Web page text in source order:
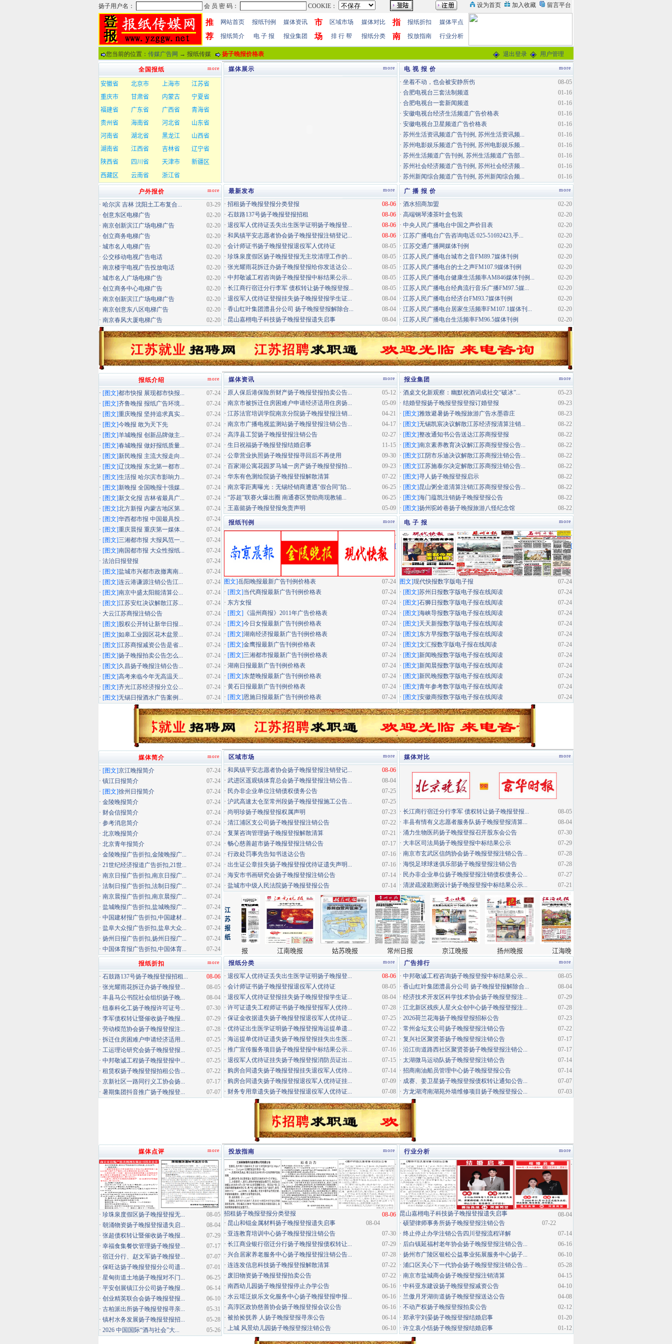
推
荐
网站首页 报纸刊例 媒体资讯
市
场
区域市场 媒体对比
指
南
报纸折扣
媒体平点
报纸简介
电 子 报 报业集团 排 行 帮 报纸分类 投放指南 行业分析
您当前的位置： 传媒广告网 → 报纸传媒 扬子晚报价格表 退出登录 用户管理
more
媒体展示 more
电 视 报 价
08-05
· 坐着不动，也会被安静所伤
01-16
· 合肥电视台三套法制频道
01-16
· 合肥电视台一套新闻频道
01-16
· 安徽电视台经济生活频道广告价格表
01-16
· 安徽电视台卫星频道广告价格表
01-16
· 苏州生活资讯频道广告刊例, 苏州生活资讯频...
01-16
· 苏州电影娱乐频道广告刊例, 苏州电影娱乐频...
01-16
· 苏州生活频道广告刊例, 苏州生活频道广告部...
01-16
· 苏州社会经济频道广告刊例, 苏州社会经济频...
01-16
· 苏州新闻综合频道广告刊例, 苏州新闻综合频...
more
最新发布 more
广 播 报 价
08-06
· 招租扬子晚报登报分类登报
08-06
· 石鼓路137号扬子晚报登报招租
08-06
· 退役军人优待证丢失出生医学证明扬子晚报登...
08-06
· 和凤镇平安志愿者协会扬子晚报登报注销登记...
08-05
· 会计师证书扬子晚报登报退役军人优待证
08-05
· 珍珠泉度假区扬子晚报登报无主坟清理工作的...
08-05
· 张光耀雨花拆迁办扬子晚报登报给你发送达公...
08-05
· 中邦敬诚工程咨询扬子晚报登报中标结果公示...
08-05
· 长江商行宿迁分行李军 债权转让扬子晚报登报...
08-04
· 退役军人优待证登报挂失扬子晚报登报学生证...
08-04
· 香山红叶集团澧县分公司 扬子晚报登报解除合...
08-04
· 昆山嘉栩电子科技扬子晚报登报遗失启事
02-20
· 酒水招商加盟
02-20
· 高端钢琴漆茶叶盒包装
02-20
· 中央人民广播电台中国之声价目表
02-20
· 江苏广播电台广告咨询电话:025-51692423,手...
02-20
· 江苏交通广播网媒体刊例
02-20
· 江苏人民广播电台城市之音FM89.7媒体刊例
02-20
· 江苏人民广播电台的士之声FM107.9媒体刊例
02-20
· 江苏人民广播电台健康生活频率AM846媒体刊例...
02-20
· 江苏人民广播电台经典流行音乐广播FM97.5媒...
02-20
· 江苏人民广播电台经济台FM93.7媒体刊例
02-20
· 江苏人民广播电台居家生活频率FM107.1媒体刊...
02-20
· 江苏人民广播电台生活频率FM96.5媒体刊例
more
全国报纸
more
户外报价
03-29
· 哈尔滨 吉林 沈阳土工布复合...
02-20
· 创意东区电梯广告
02-20
· 南京创新滨江广场电梯广告
02-20
· 创立商务电梯广告
02-20
· 城市名人电梯广告
02-20
· 公交移动电视广告电话
02-20
· 南京楼宇电视广告投放电话
02-20
· 城市名人广场电梯广告
02-20
· 创立商务中心电梯广告
02-20
· 南京创新滨江广场电梯广告
02-20
· 南京创意东八区电梯广告
02-20
· 南京春风大厦电梯广告
more
媒体资讯 more
报业集团
05-12
· 原人保后港保险所财产扬子晚报登报拍卖公告...
05-09
· 南京市被拆迁住房困难户申请经济适用住房扬...
04-21
· 江苏法官培训学院南京分院扬子晚报登报注销...
04-17
· 南京市广播电视监测站扬子晚报登报注销公告...
02-27
· 高淳县工贸扬子晚报登报注销公告
11-15
· 生日祝福扬子晚报登报结婚启事
09-30
· 公章营业执照扬子晚报登报寻回后不再使用
09-23
· 百家湖公寓花园罗马城一房产扬子晚报登报拍...
07-22
· 华东有色测绘院扬子晚报登报解散清算
06-25
· 南京零距离曝光：无锡经销商遭遇"假合同"陷...
06-25
· “苏超”联赛火爆出圈 南通赛区赞助商现教辅...
05-09
· 王嘉懿扬子晚报登报免责声明
05-23
· 酒桌文化新观察：幽默祝酒词成社交“破冰”...
09-23
· 结婚登报扬子晚报登报登报订婚登报
08-23
· [图文]雅致避暑扬子晚报旅游广告水墨蓉庄
08-22
· [图文]无锡凯宸决议解散江苏经济报清算注销...
08-22
· [图文]整改通知书公告送达江苏商报登报
08-22
· [图文]南京素养教育决议解江苏商报登报公告...
08-22
· [图文]江阴市乐迪决议解散江苏商报注销公告...
08-22
· [图文]江苏施泰尔决定解散江苏商报注销公告...
08-22
· [图文]寻人扬子晚报登报启示
08-22
· [图文]昆山粥全道清算注销江苏商报登报公告...
08-22
· [图文]海门蕴凯注销扬子晚报登报公告
08-22
· [图文]扬州驼岭巷扬子晚报旅游八怪纪念馆
more
报纸刊例 more
电 子 报
07-24
·
[
图文]岳阳晚报最新广告刊例价格表
07-24
· [图文]当代商报最新广告刊例价格表
07-24
· 东方女报
07-24
· [图文] 《温州商报》2011年广告价格表
07-24
· [图文]今日女报最新广告刊例价格表
07-24
· [图文]湖南经济报最新广告刊例价格表
07-24
· [图文]金鹰报最新广告刊例价格表
07-24
· [图文]三湘都市报最新广告刊例价格表
07-24
· 湖南日报最新广告刊例价格表
07-24
· [图文]东楚晚报最新广告刊例价格表
07-24
· 黄石日报最新广告刊例价格表
07-24
· [图文]恩施日报最新广告刊例价格表
07-24
·
[
图文]现代快报数字版电子报
07-24
· [图文]苏州日报数字版电子报在线阅读
07-24
· [图文]石狮日报数字版电子报在线阅读
07-24
· [图文]海峡导报数字版电子报在线阅读
07-24
· [图文]天天新报数字版电子报在线阅读
07-24
· [图文]东方早报数字版电子报在线阅读
07-24
· [图文]文汇报数字版电子报在线阅读
07-24
· [图文]新闻晚报数字版电子报在线阅读
07-24
· [图文]新闻晨报数字版电子报在线阅读
07-24
· [图文]新民晚报数字版电子报在线阅读
07-24
· [图文]青年参考数字版电子报在线阅读
07-24
· [图文]安徽商报数字版电子报在线阅读
more
报纸介绍
07-24
· [图文]都市快报 展现都市快报...
07-24
· [图文]齐鲁晚报 报纸广告环境...
07-24
· [图文]重庆晚报 坚持追求真实...
07-24
· [图文]今晚报 敢为天下先
07-24
· [图文]羊城晚报 创新品牌做主...
07-24
· [图文]春城晚报 做好报纸质量...
07-24
· [图文]新民晚报 主流大报走向...
07-24
· [图文]辽沈晚报 东北第一都市...
07-24
· [图文]生活报 哈尔滨市影响力...
07-24
· [图文]新晚报 全国晚报十强媒...
07-24
· [图文]新文化报 吉林省最具广...
07-24
· [图文]北方新报 内蒙古地区第...
07-24
· [图文]华西都市报 中国最具投...
07-24
· [图文]重庆晨报 重庆第一媒体...
07-24
· [图文]三湘都市报 大报风范一...
07-24
· [图文]南国都市报 大众性报纸...
07-24
· 法治日报登报
07-24
· [图文]盐城市兴都市政撤离南...
07-24
· [图文]连云港谦源注销公告江...
07-24
· [图文]南京中盛太阳能清算公...
07-24
· [图文]江苏安红决议解散江苏...
07-24
· 大云江苏商报注销公告
07-24
· [图文]股权公开转让新华日报...
07-24
· [图文]如皋工业园区花木盆景...
07-24
· [图文]江苏商报减资公告是省...
07-24
· [图文]扬子晚报拍卖公告怎么...
07-24
· [图文]久昌扬子晚报注销公告...
07-24
· [图文]高考来临今年无高温天...
07-24
· [图文]齐光江苏经济报分立公...
07-24
· [图文]无锡日报酒水广告案例...
more
区域市场 more
媒体对比
08-06
· 和凤镇平安志愿者协会扬子晚报登报注销登记...
08-04
· 武进区遥观镇体育总会扬子晚报登报注销公告...
07-25
· 民办非企业单位注销债权债务公告
07-25
· 沪武高速太仓至常州段扬子晚报登报施工公告...
07-23
· 尚明珍扬子晚报登报权属声明
07-22
· 清江浦区支公司扬子晚报登报注销公告
07-21
· 复莱咨询管理扬子晚报登报解散清算
07-17
· 畅心慈善超市扬子晚报登报注销公告
07-16
· 行政处罚事先告知书送达公告
07-16
· 出生证公章挂失扬子晚报登报优待证遗失声明...
07-14
· 海安市书画研究会扬子晚报登报注销公告
07-14
· 盐城市中级人民法院扬子晚报登报公告
08-05
· 长江商行宿迁分行李军 债权转让扬子晚报登报...
08-04
· 丰县有情有义志愿者服务队扬子晚报登报清算...
07-30
· 涌力生物医药扬子晚报登报召开股东会公告
07-29
· 大丰区司法局扬子晚报登报中标结果公示
07-28
· 南京市玄武区信鸽协会扬子晚报登报注销公告...
07-28
· 海悦足球球迷俱乐部扬子晚报登报注销公告
07-27
· 民办非企业单位扬子晚报登报注销债权债务公...
07-21
· 清淤疏浚勘测设计扬子晚报登报中标结果公示...
more
报纸分类 more
广告排行
08-06
· 退役军人优待证丢失出生医学证明扬子晚报登...
08-05
· 会计师证书扬子晚报登报退役军人优待证
08-04
· 退役军人优待证登报挂失扬子晚报登报学生证...
07-28
· 许可证遗失工程师证书扬子晚报登报军人优待...
07-25
· 保证金收据遗失扬子晚报登报退役军人优待证...
07-22
· 优待证出生医学证明扬子晚报登报海运提单遗...
07-21
· 海运提单优待证遗失扬子晚报登报挂失出生医...
07-16
· 推广宣传服务项目扬子晚报登报中标结果公示...
07-15
· 退役军人优待证挂失扬子晚报登报消防员证出...
07-14
· 购房合同遗失扬子晚报登报挂失退役军人优待...
07-09
· 购房合同遗失扬子晚报登报退役军人优待证挂...
07-08
· 财务专用章遗失扬子晚报登报退役军人优待证...
08-05
· 中邦敬诚工程咨询扬子晚报登报中标结果公示...
08-04
· 香山红叶集团澧县分公司 扬子晚报登报解除合...
07-29
· 经济技术开发区科学技术协会扬子晚报登报注...
07-28
· 江北新区残疾人星火众创中心扬子晚报登报注...
07-23
· 2026荷兰花海扬子晚报登报招标公告
07-22
· 常州金坛支公司扬子晚报登报注销公告
07-17
· 复兴社区聚贤荟扬子晚报登报注销公告
07-17
· 沿江街道路西社区聚贤荟扬子晚报登报注销公...
07-14
· 太湖微马运动队扬子晚报登报注销公告
07-14
· 招商南油船员管理中心扬子晚报登报公告
07-07
· 成赛、姜卫星扬子晚报登报债权转让通知公告...
07-03
· 方龙湖湾南湖苑外墙维修项目扬子晚报登报公...
more
媒体简介
07-24
· [图文]京江晚报简介
07-24
· 镇江日报简介
07-24
· [图文]徐州日报简介
07-24
· 金陵晚报简介
07-24
· 财会信报简介
07-24
· 参考消息简介
07-24
· 北京晚报简介
07-24
· 北京青年报简介
07-24
· 金陵晚报广告折扣,金陵晚报广...
07-24
· 21世纪经济报道广告折扣,21世...
07-24
· 南京日报广告折扣,南京日报广...
07-24
· 法制日报广告折扣,法制日报广...
07-24
· 南京晨报广告折扣,南京晨报广...
07-24
· 盐城晚报广告折扣,盐城晚报广...
07-24
· 中国建材报广告折扣,中国建材...
07-24
· 盐阜大众报广告折扣,盐阜大众...
07-24
· 扬州日报广告折扣,扬州日报广...
07-24
· 中国体育报广告折扣,中国体育...
more
报纸折扣
08-06
· 石鼓路137号扬子晚报登报招租...
08-05
· 张光耀雨花拆迁办扬子晚报登...
08-04
· 丰县马公书院社会组织扬子晚...
07-30
· 纽泰科化工扬子晚报许可证号...
07-29
· 李军债权转让暨催收扬子晚报...
07-28
· 劳动模范协会扬子晚报登报注...
07-25
· 拆迁住房困难户申请经济适用...
07-25
· 工运理论研究会扬子晚报登报...
07-25
· 中邦敬诚工程扬子晚报登报中...
07-22
· 租赁权扬子晚报登报拍租公告...
07-17
· 京新社区一路同行义工协会扬...
07-07
· 暑期集团抖音推广扬子晚报登...
more
投放指南 more
行业分析
08-06
·
招租扬子晚报登报分类登报
08-04
· 昆山和锟金属材料扬子晚报登报遗失启事
07-30
· 亚连教育培训中心扬子晚报登报注销公告
07-29
· 长江商业银行宿迁分行扬子晚报登报债权转让...
07-28
· 兴合居家养老服务中心扬子晚报登报注销公告...
07-22
· 连连发信息科技扬子晚报登报解散清算
07-22
· 废旧物资扬子晚报登报拍卖公告
06-16
· 南西幼儿园扬子晚报登报停止办学公告
06-16
· 水云瑶泛娱乐文化服务中心扬子晚报登报申报...
06-16
· 高淳区政协慈善协会扬子晚报登报会议公告
06-14
· 被拾捡抚养 人扬子晚报登报寻亲公告
06-10
· 上城 风景幼儿园扬子晚报登报注销公告
08-04
·
昆山嘉栩电子科技扬子晚报登报遗失启事
07-22
· 硕望律师事务所扬子晚报登报注销公告
07-14
· 终止停止办学注销公告四川登报流程详解
06-16
· 后白镇延福村老年协会扬子晚报登报注销公告...
06-10
· 扬州市广陵区银松公益事业拓展服务中心扬子...
05-28
· 浦口区关心下一代协会扬子晚报登报注销公告...
04-15
· 南京市盐城商会扬子晚报登报注销清算
04-10
· 中科亚东建设扬子晚报登报减资公告
04-08
· 兰傲月牙湖街道扬子晚报登报送达公告
02-12
· 不动产权扬子晚报登报拍卖公告
01-20
· 郑承宇刘晏扬子晚报登报结婚启事
01-12
· 许立袁小恬扬子晚报登报结婚启事
more
媒体点评
08-05
· 珍珠泉度假区扬子晚报登报无...
08-04
· 朝涌物资扬子晚报登报遗失启...
07-29
· 张超债权转让暨催收扬子晚报...
07-17
· 幸福食集餐饮管理扬子晚报登...
07-07
· 宿迁分行、赵文军扬子晚报登...
07-01
· 保旺达扬子晚报登报分公司遗...
06-25
· 星甸街道土地扬子晚报对不门...
06-14
· 平安创展镇江分公司扬子晚报...
06-10
· 创业精英联合会扬子晚报登报...
05-31
· 古柏派出所扬子晚报登报寻亲...
05-28
· 镇村水务发展扬子晚报登报招...
05-26
· 2026 中国国际“酒与社会”大...